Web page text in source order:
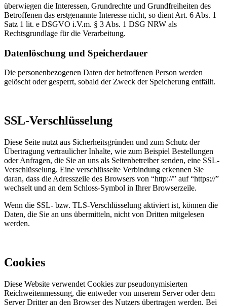
überwiegen die Interessen, Grundrechte und Grundfreiheiten des
Betroffenen das erstgenannte Interesse nicht, so dient Art. 6 Abs. 1
Satz 1 lit. e DSGVO i.V.m. § 3 Abs. 1 DSG NRW als
Rechtsgrundlage für die Verarbeitung.
Datenlöschung und Speicherdauer
Die personenbezogenen Daten der betroffenen Person werden
gelöscht oder gesperrt, sobald der Zweck der Speicherung entfällt.
SSL-Verschlüsselung
Diese Seite nutzt aus Sicherheitsgründen und zum Schutz der
Übertragung vertraulicher Inhalte, wie zum Beispiel Bestellungen
oder Anfragen, die Sie an uns als Seitenbetreiber senden, eine SSL-
Verschlüsselung. Eine verschlüsselte Verbindung erkennen Sie
daran, dass die Adresszeile des Browsers von “http://” auf “https://”
wechselt und an dem Schloss-Symbol in Ihrer Browserzeile.
Wenn die SSL- bzw. TLS-Verschlüsselung aktiviert ist, können die
Daten, die Sie an uns übermitteln, nicht von Dritten mitgelesen
werden.
Cookies
Diese Website verwendet Cookies zur pseudonymisierten
Reichweitenmessung, die entweder von unserem Server oder dem
Server Dritter an den Browser des Nutzers übertragen werden. Bei